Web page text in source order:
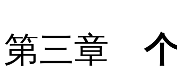
第三章